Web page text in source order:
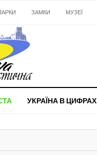
ЗАМКИ МУЗЕЇ
УКРАЇНА В ЦИФРАХ